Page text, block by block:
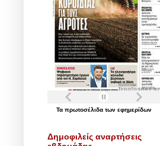
Τα πρωτοσέλιδα των εφημερίδων
Δημοφιλείς αναρτήσεις